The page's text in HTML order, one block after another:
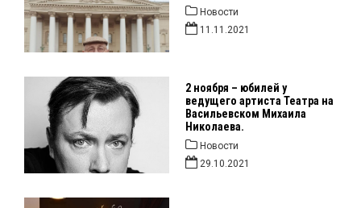
Новости
11.11.2021
2 ноября – юбилей у
ведущего артиста Театра на
Васильевском Михаила
Николаева.
Новости
29.10.2021